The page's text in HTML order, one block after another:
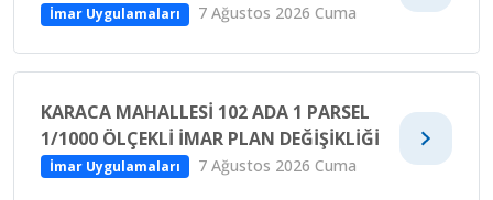
İmar Uygulamaları 7 Ağustos 2026 Cuma
KARACA MAHALLESİ 102 ADA 1 PARSEL
1/1000 ÖLÇEKLİ İMAR PLAN DEĞİŞİKLİĞİ
İmar Uygulamaları 7 Ağustos 2026 Cuma